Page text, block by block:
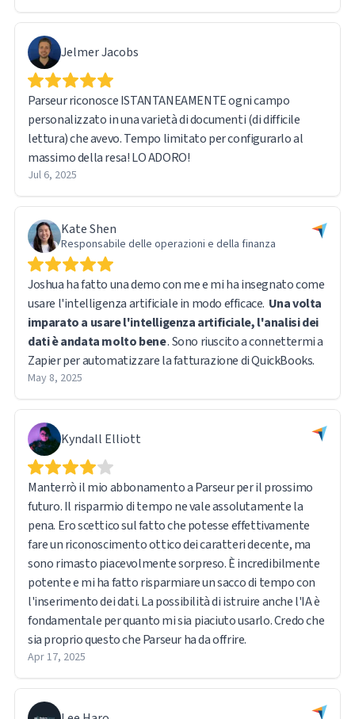
Jelmer Jacobs
Parseur riconosce ISTANTANEAMENTE ogni campo
personalizzato in una varietà di documenti (di difficile
lettura) che avevo. Tempo limitato per configurarlo al
massimo della resa! LO ADORO!
Jul 6, 2025
Kate Shen
Responsabile delle operazioni e della finanza
Joshua ha fatto una demo con me e mi ha insegnato come
usare l'intelligenza artificiale in modo efficace. Una volta
imparato a usare l'intelligenza artificiale, l'analisi dei
dati è andata molto bene. Sono riuscito a connettermi a
Zapier per automatizzare la fatturazione di QuickBooks.
May 8, 2025
Kyndall Elliott
Manterrò il mio abbonamento a Parseur per il prossimo
futuro. Il risparmio di tempo ne vale assolutamente la
pena. Ero scettico sul fatto che potesse effettivamente
fare un riconoscimento ottico dei caratteri decente, ma
sono rimasto piacevolmente sorpreso. È incredibilmente
potente e mi ha fatto risparmiare un sacco di tempo con
l'inserimento dei dati. La possibilità di istruire anche l'IA è
fondamentale per quanto mi sia piaciuto usarlo. Credo che
sia proprio questo che Parseur ha da offrire.
Apr 17, 2025